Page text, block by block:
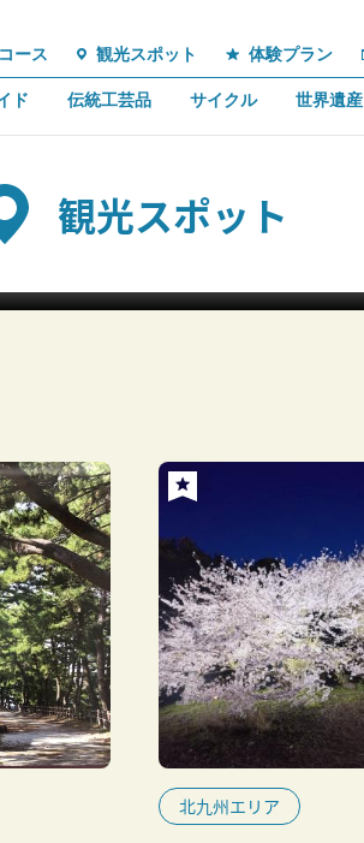
ース 観光スポット 体験プラン
ド 伝統工芸品 サイクル 世界遺産
観光スポット
北九州エリア